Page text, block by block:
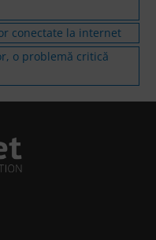
conectate la internet
o problemă critică